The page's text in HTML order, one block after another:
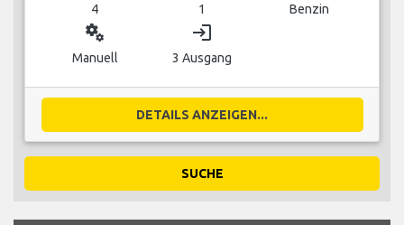
4 1 Benzin
miscellaneous_services
Manuell
login
3 Ausgang
DETAILS ANZEIGEN...
SUCHE